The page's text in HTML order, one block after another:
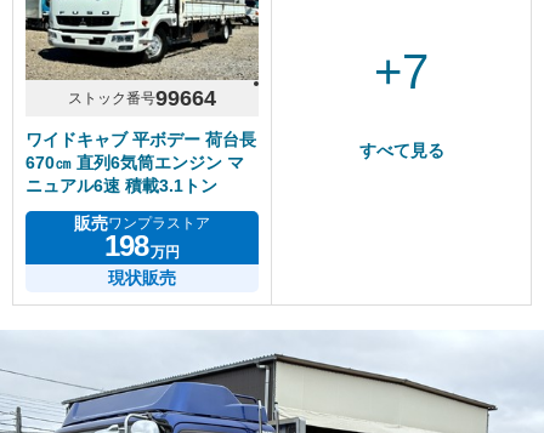
ストック番号99664
ワイドキャブ 平ボデー 荷台長
670㎝ 直列6気筒エンジン マ
ニュアル6速 積載3.1トン
販売ワンプラストア
198万円
現状販売
+7
すべて見る